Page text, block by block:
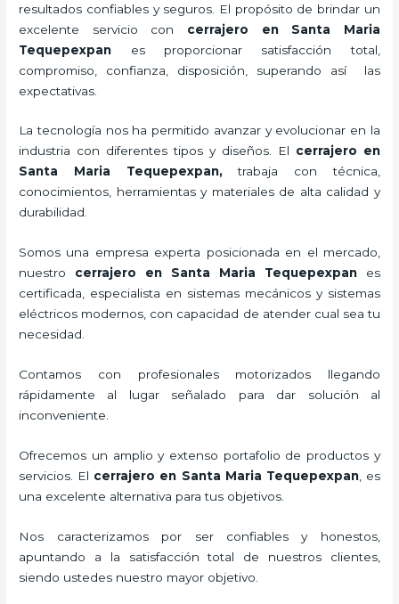
resultados confiables y seguros. El propósito de brindar un
excelente servicio con cerrajero en Santa Maria
Tequepexpan es proporcionar satisfacción total,
compromiso, confianza, disposición, superando así las
expectativas.
La tecnología nos ha permitido avanzar y evolucionar en la
industria con diferentes tipos y diseños. El cerrajero en
Santa Maria Tequepexpan,trabaja con técnica,
conocimientos, herramientas y materiales de alta calidad y
durabilidad.
Somos una empresa experta posicionada en el mercado,
nuestro cerrajero en Santa Maria Tequepexpanes
certificada, especialista en sistemas mecánicos y sistemas
eléctricos modernos, con capacidad de atender cual sea tu
necesidad.
Contamos con profesionales motorizados llegando
rápidamente al lugar señalado para dar solución al
inconveniente.
Ofrecemos un amplio y extenso portafolio de productos y
servicios. El cerrajero en Santa Maria Tequepexpan, es
una excelente alternativa para tus objetivos.
Nos caracterizamos por ser confiables y honestos,
apuntando a la satisfacción total de nuestros clientes,
siendo ustedes nuestro mayor objetivo.